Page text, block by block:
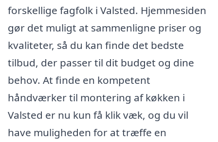
forskellige fagfolk i Valsted. Hjemmesiden
gør det muligt at sammenligne priser og
kvaliteter, så du kan finde det bedste
tilbud, der passer til dit budget og dine
behov. At finde en kompetent
håndværker til montering af køkken i
Valsted er nu kun få klik væk, og du vil
have muligheden for at træffe en